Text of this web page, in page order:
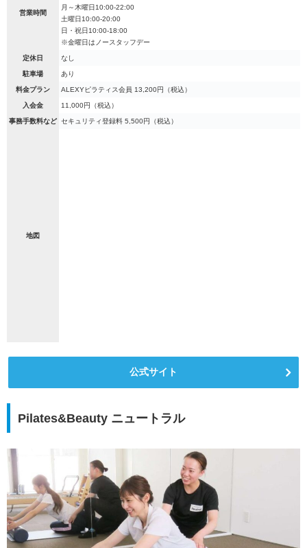
営業時間
月～木曜日10:00-22:00
土曜日10:00-20:00
日・祝日10:00-18:00
※金曜日はノースタッフデー
定休日 なし
駐車場 あり
料金プラン ALEXYピラティス会員 13,200円（税込）
入会金 11,000円（税込）
事務手数料など セキュリティ登録料 5,500円（税込）
地図
公式サイト
Pilates&Beauty ニュートラル